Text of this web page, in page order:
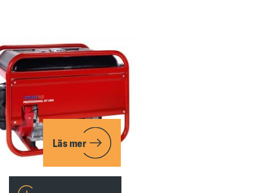
Läs mer